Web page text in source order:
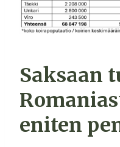
Saksaan
eniten